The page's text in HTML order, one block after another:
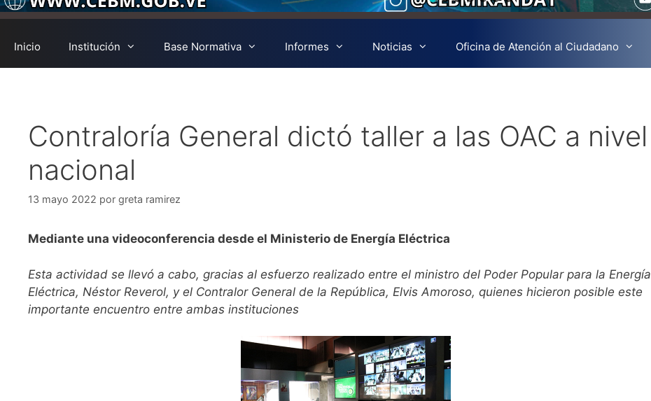
Inicio Institución Base Normativa Informes Noticias Oficina de Atención al Ciudadano
Contraloría General dictó taller a las OAC a nivel
nacional
13 mayo 2022 por greta ramirez
Mediante una videoconferencia desde el Ministerio de Energía Eléctrica
Esta actividad se llevó a cabo, gracias al esfuerzo realizado entre el ministro del Poder Popular para la Energía
Eléctrica, Néstor Reverol, y el Contralor General de la República, Elvis Amoroso, quienes hicieron posible este
importante encuentro entre ambas instituciones